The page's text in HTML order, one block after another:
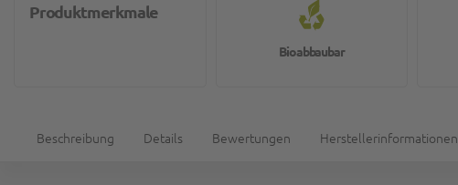
Produktmerkmale
Bioabbaubar
Beschreibung Details Bewertungen Herstellerinformationen